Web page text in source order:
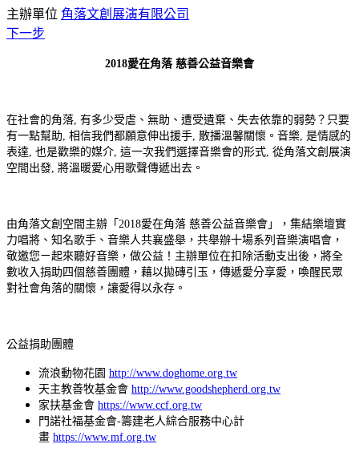
主辦單位 角落文創展演有限公司
下一步
2018愛在角落 慈善公益音樂會
在社會的角落, 有多少受虐、無助、遭受遺棄、失去依靠的弱勢？只要
有一點幫助, 相信我們都願意伸出援手, 散播溫馨關懷。音樂, 是情感的
表達, 也是歡樂的媒介, 這一次我們選擇音樂會的形式, 從角落文創展演
空間出發, 將溫暖愛心用歌聲傳遞出去。
由角落文創空間主辦「2018愛在角落 慈善公益音樂會」，集結樂壇實
力唱將、知名歌手、音樂人共襄盛舉，共舉辦十場系列音樂演唱會，
敬邀您ㄧ起來聽好音樂，做公益！主辦單位在扣除活動支出後，將全
數收入捐助四個慈善團體，藉以拋磚引玉，傳遞愛分享愛，喚醒民眾
對社會角落的關懷，讓愛得以永存。
公益捐助團體
流浪動物花園 http://www.doghome.org.tw
天主教善牧基金會 http://www.goodshepherd.org.tw
家扶基金會 https://www.ccf.org.tw
門諾社福基金會-籌建老人綜合服務中心計
畫 https://www.mf.org.tw